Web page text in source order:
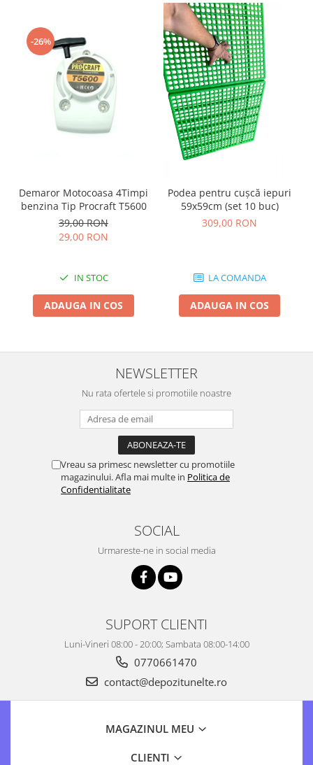
-26%
Demaror Motocoasa 4Timpi
benzina Tip Procraft T5600
39,00 RON
29,00 RON
IN STOC
ADAUGA IN COS
Podea pentru cușcă iepuri
59x59cm (set 10 buc)
309,00 RON
LA COMANDA
ADAUGA IN COS
NEWSLETTER
Nu rata ofertele si promotiile noastre
Vreau sa primesc newsletter cu promotiile
magazinului. Afla mai multe in Politica de
Confidentialitate
SOCIAL
Urmareste-ne in social media
SUPORT CLIENTI
Luni-Vineri 08:00 - 20:00; Sambata 08:00-14:00
0770661470
contact@depozitunelte.ro
MAGAZINUL MEU
CLIENTI